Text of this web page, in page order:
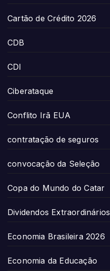
Cartão de Crédito 2026
CDB
CDI
Ciberataque
Conflito Irã EUA
contratação de seguros
convocação da Seleção
Copa do Mundo do Catar
Dividendos Extraordinários
Economia Brasileira 2026
Economia da Educação